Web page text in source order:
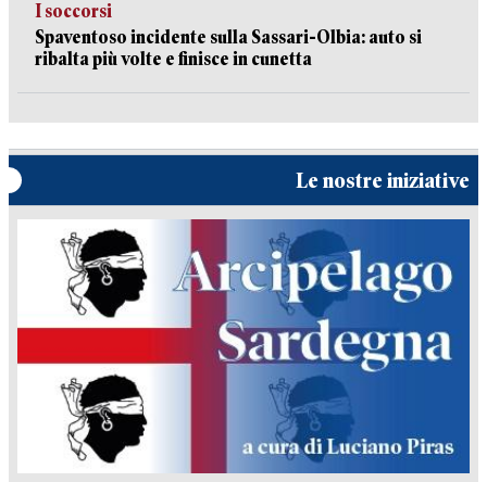
I soccorsi
Spaventoso incidente sulla Sassari-Olbia: auto si
ribalta più volte e finisce in cunetta
Le nostre iniziative